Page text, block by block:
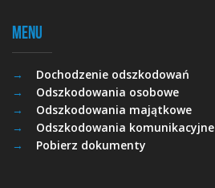
Menu
Dochodzenie odszkodowań
Odszkodowania osobowe
Odszkodowania majątkowe
Odszkodowania komunikacyjne
Pobierz dokumenty